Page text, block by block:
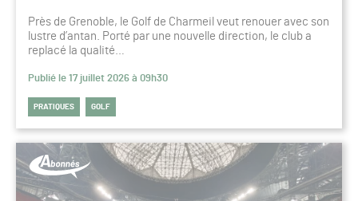
Près de Grenoble, le Golf de Charmeil veut renouer avec son
lustre d’antan. Porté par une nouvelle direction, le club a
replacé la qualité…
Publié le 17 juillet 2026 à 09h30
PRATIQUES GOLF